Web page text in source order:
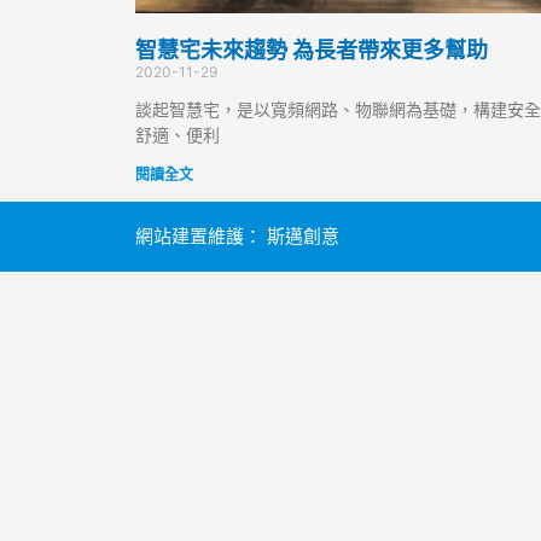
智慧宅未來趨勢 為長者帶來更多幫助
2020-11-29
談起智慧宅，是以寬頻網路、物聯網為基礎，構建安
舒適、便利
閱讀全文
網站建置維護： 斯邁創意